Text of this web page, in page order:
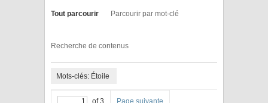
Tout parcourir Parcourir par mot-clé
Recherche de contenus
Mots-clés: Étoile
of 3 Page suivante